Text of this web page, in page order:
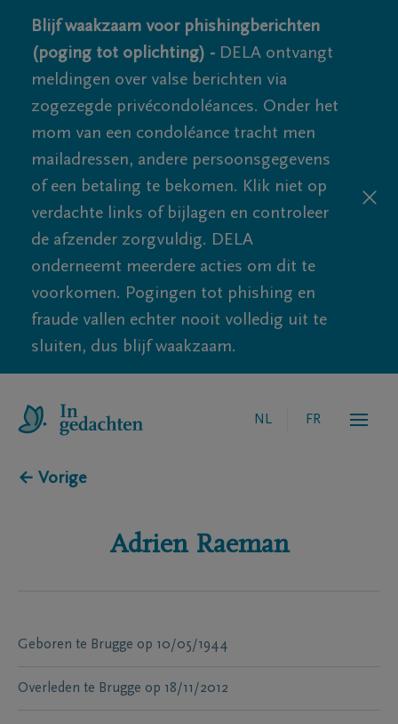
Blijf waakzaam voor phishingberichten
(poging tot oplichting) - DELA ontvangt
meldingen over valse berichten via
zogezegde privécondoléances. Onder het
mom van een condoléance tracht men
mailadressen, andere persoonsgegevens
of een betaling te bekomen. Klik niet op
verdachte links of bijlagen en controleer
de afzender zorgvuldig. DELA
onderneemt meerdere acties om dit te
voorkomen. Pogingen tot phishing en
fraude vallen echter nooit volledig uit te
sluiten, dus blijf waakzaam.
NL FR
← Vorige
Adrien Raeman
Geboren te Brugge op 10/05/1944
Overleden te Brugge op 18/11/2012